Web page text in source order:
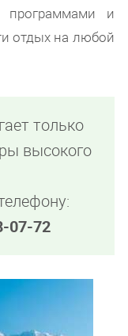
программами и
отдых на любой
только
высокого
07-72